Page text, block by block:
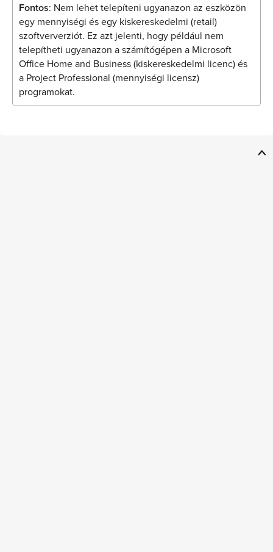
Fontos: Nem lehet telepíteni ugyanazon az eszközön
egy mennyiségi és egy kiskereskedelmi (retail)
szoftververziót. Ez azt jelenti, hogy például nem
telepítheti ugyanazon a számítógépen a Microsoft
Office Home and Business (kiskereskedelmi licenc) és
a Project Professional (mennyiségi licensz)
programokat.